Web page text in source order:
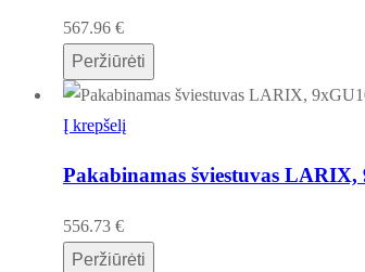
567.96 €
Peržiūrėti
Į krepšelį
Pakabinamas šviestuvas LARIX,
556.73 €
Peržiūrėti